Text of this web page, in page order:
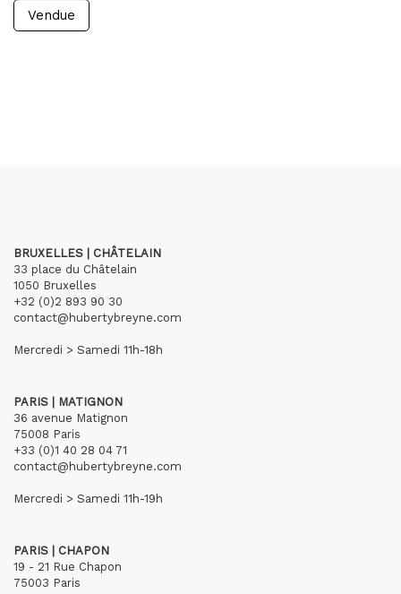
Vendue
BRUXELLES | CHÂTELAIN
33 place du Châtelain
1050 Bruxelles
+32 (0)2 893 90 30
contact@hubertybreyne.com
Mercredi > Samedi 11h-18h
PARIS | MATIGNON
36 avenue Matignon
75008 Paris
+33 (0)1 40 28 04 71
contact@hubertybreyne.com
Mercredi > Samedi 11h-19h
PARIS | CHAPON
19 - 21 Rue Chapon
75003 Paris